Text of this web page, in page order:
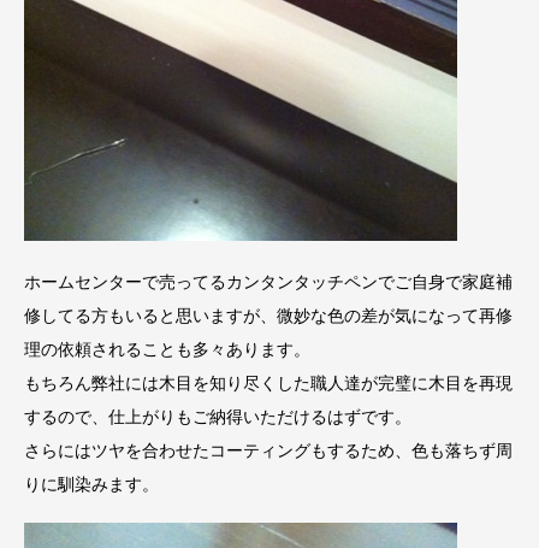
ホームセンターで売ってるカンタンタッチペンでご自身で家庭補
修してる方もいると思いますが、微妙な色の差が気になって再修
理の依頼されることも多々あります。
もちろん弊社には木目を知り尽くした職人達が完璧に木目を再現
するので、仕上がりもご納得いただけるはずです。
さらにはツヤを合わせたコーティングもするため、色も落ちず周
りに馴染みます。